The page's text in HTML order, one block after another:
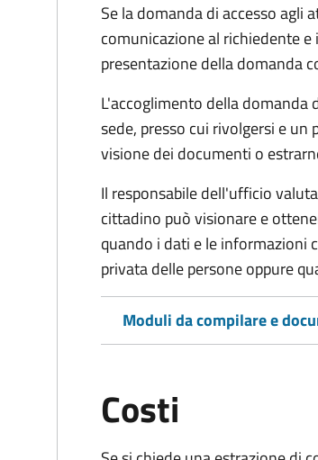
Se la domanda di accesso
comunicazione al richiedente
presentazione della domanda
L'accoglimento della domanda
sede, presso cui rivolgersi e
visione dei documenti o
Il responsabile dell'ufficio
cittadino può visionare e
quando i dati e le informazioni
privata delle persone oppure
Moduli da compilare e
Costi